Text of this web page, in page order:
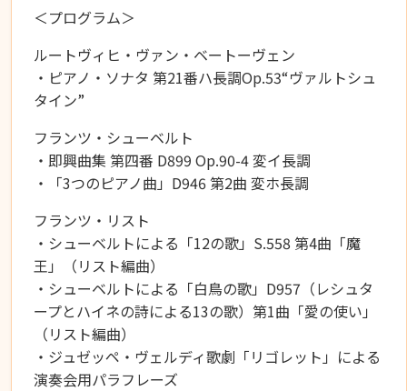
＜プログラム＞
ルートヴィヒ・ヴァン・ベートーヴェン
・ピアノ・ソナタ 第21番ハ長調Op.53“ヴァルトシュ
タイン”
フランツ・シューベルト
・即興曲集 第四番 D899 Op.90-4変イ長調
・「3つのピアノ曲」 D946第2曲 変ホ長調
フランツ・リスト
・シューベルトによる「12の歌」 S.558 第4曲「魔
王」（リスト編曲）
・シューベルトによる「白鳥の歌」 D957 （レシュタ
ープとハイネの詩による13の歌）第1曲「愛の使い」
（リスト編曲）
・ジュゼッペ・ヴェルディ歌劇「リゴレット」による
演奏会用パラフレーズ